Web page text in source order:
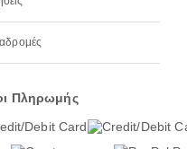
Πληρωμής